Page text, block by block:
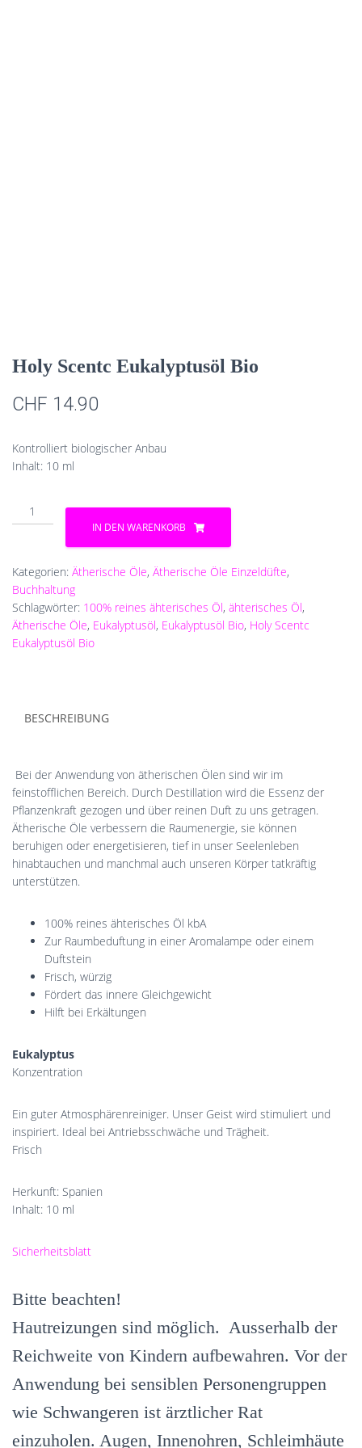
Holy Scentc Eukalyptusöl Bio
CHF 14.90
Kontrolliert biologischer Anbau
Inhalt: 10 ml
Holy
Scentc
Menge
IN DEN WARENKORB
Kategorien: Ätherische Öle, Ätherische Öle Einzeldüfte,
Buchhaltung
Schlagwörter: 100% reines ähterisches Öl, ähterisches Öl,
Ätherische Öle, Eukalyptusöl, Eukalyptusöl Bio, Holy Scentc
Eukalyptusöl Bio
BESCHREIBUNG
Bei der Anwendung von ätherischen Ölen sind wir im
feinstofflichen Bereich. Durch Destillation wird die Essenz der
Pflanzenkraft gezogen und über reinen Duft zu uns getragen.
Ätherische Öle verbessern die Raumenergie, sie können
beruhigen oder energetisieren, tief in unser Seelenleben
hinabtauchen und manchmal auch unseren Körper tatkräftig
unterstützen.
100% reines ähterisches Öl kbA
Zur Raumbeduftung in einer Aromalampe oder einem
Duftstein
Frisch, würzig
Fördert das innere Gleichgewicht
Hilft bei Erkältungen
Eukalyptus
Konzentration
Ein guter Atmosphärenreiniger. Unser Geist wird stimuliert und
inspiriert. Ideal bei Antriebsschwäche und Trägheit.
Frisch
Herkunft: Spanien
Inhalt: 10 ml
Sicherheitsblatt
Bitte beachten!
Hautreizungen sind möglich. Ausserhalb der
Reichweite von Kindern aufbewahren. Vor der
Anwendung bei sensiblen Personengruppen
wie Schwangeren ist ärztlicher Rat
einzuholen. Augen, Innenohren, Schleimhäute